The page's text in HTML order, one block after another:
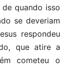
quando isso
se deveriam
respondeu
que atire a
cometeu o